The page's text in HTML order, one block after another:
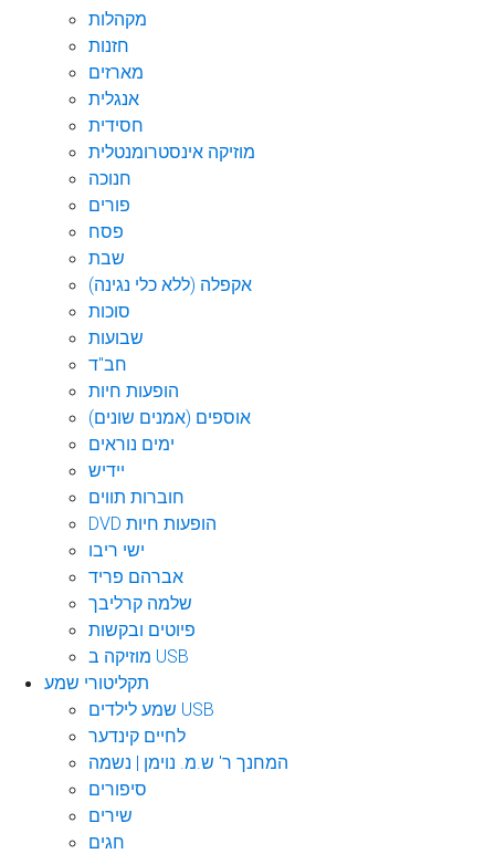
מקהלות
חזנות
מארזים
אנגלית
חסידית
מוזיקה אינסטרומנטלית
חנוכה
פורים
פסח
שבת
אקפלה (ללא כלי נגינה)
סוכות
שבועות
חב"ד
הופעות חיות
אוספים (אמנים שונים)
ימים נוראים
יידיש
חוברות תווים
DVD הופעות חיות
ישי ריבו
אברהם פריד
שלמה קרליבך
פיוטים ובקשות
מוזיקה ב USB
תקליטורי שמע
שמע לילדים USB
לחיים קינדער
המחנך ר' ש.מ. נוימן | נשמה
סיפורים
שירים
חגים